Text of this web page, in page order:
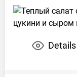
Details